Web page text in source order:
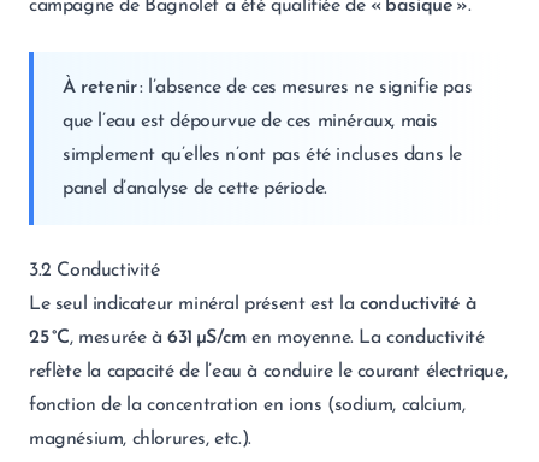
campagne de Bagnolet a été qualifiée de « basique ».
À retenir: l’absence de ces mesures ne signifie pas
que l’eau est dépourvue de ces minéraux, mais
simplement qu’elles n’ont pas été incluses dans le
panel d’analyse de cette période.
3.2 Conductivité
Le seul indicateur minéral présent est laconductivité à
25 °C, mesurée à631 µS/cmen moyenne. La conductivité
reflète la capacité de l’eau à conduire le courant électrique,
fonction de la concentration en ions (sodium, calcium,
magnésium, chlorures, etc.).